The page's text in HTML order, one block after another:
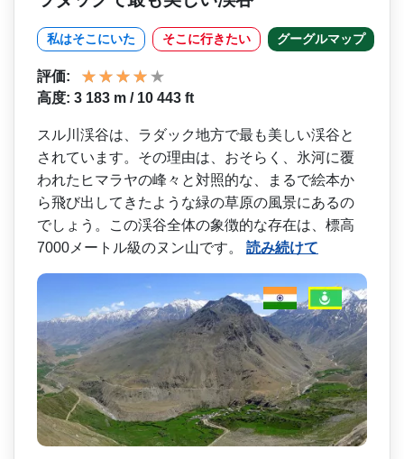
私はそこにいた そこに行きたい グーグルマップ
評価:
高度: 3 183 m / 10 443 ft
スル川渓谷は、ラダック地方­で最も美しい渓谷と
されています。その理由は、おそ­らく、氷河に覆
われたヒマラヤの峰々と対照的な、ま­るで絵本か
ら飛び出してきたような緑の草原の風景に­あるの
でしょう。この渓谷全体の象徴的な存在は、標­高
7000メートル級のヌン山です。 読み続けて